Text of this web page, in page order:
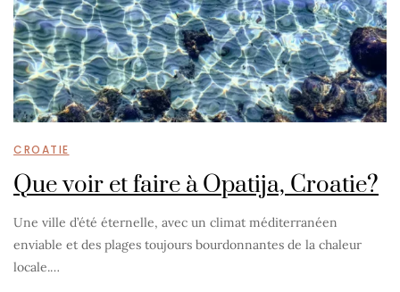
CROATIE
Que voir et faire à Opatija, Croatie?
Une ville d’été éternelle, avec un climat méditerranéen
enviable et des plages toujours bourdonnantes de la chaleur
locale.…